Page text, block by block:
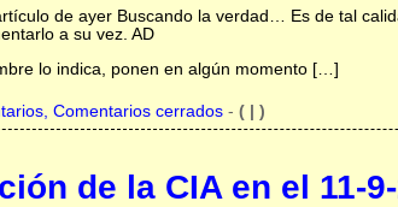
de ayer Buscando la verdad… Es de tal
a su vez. AD
lo indica, ponen en algún momento […]
Comentarios cerrados- ( | )
de la CIA en el 11-